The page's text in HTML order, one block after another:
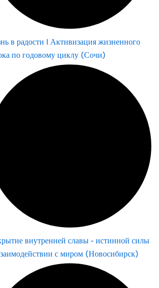
в радости | Активизация жизненного
по годовому циклу (Сочи)
внутренней славы - истинной силы
с миром (Новосибирск)